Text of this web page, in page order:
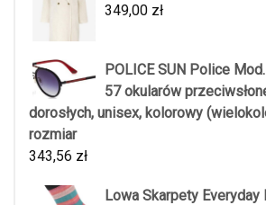
349,00 zł
POLICE SUN Police
57 okularów
dorosłych, unisex, kolorowy
rozmiar
343,56 zł
Lowa Skarpety Everyday